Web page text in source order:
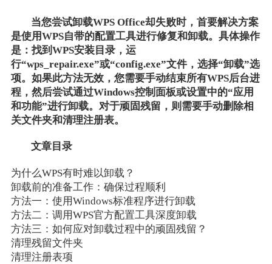
当您尝试卸载WPS Office却失败时，首要解决方案
是使用WPS自带的配置工具进行修复和卸载。具体操作
是：找到WPS安装目录，运
行“wps_repair.exe”或“config.exe”文件，选择“卸载”选
项。如果此方法无效，您需要手动结束所有WPS后台进
程，然后尝试通过Windows控制面板或设置中的“应用
和功能”进行卸载。对于顽固残留，则需要手动删除相
关文件夹和清理注册表。
文章目录
为什么WPS有时难以卸载？
卸载前的准备工作：确保过程顺利
方法一：使用Windows标准程序进行卸载
方法二：调用WPS官方配置工具深度卸载
方法三：如何应对卸载过程中的顽固残留？
清理残留文件夹
清理注册表项